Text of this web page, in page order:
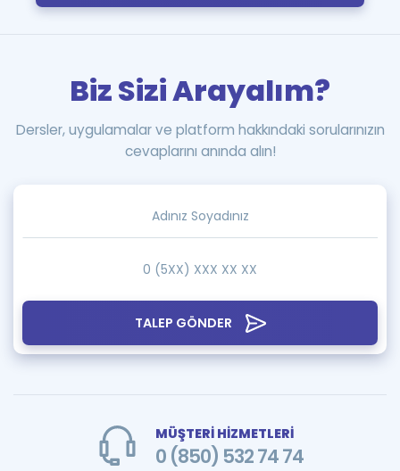
TALEP GÖNDER
Biz Sizi Arayalım?
Dersler, uygulamalar ve platform hakkındaki sorularınızın
cevaplarını anında alın!
MÜŞTERİ HİZMETLERİ
0 (850) 532 74 74